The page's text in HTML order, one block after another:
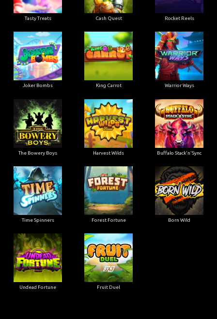
Tasty Treats Cash Quest Rocket Reels
Joker Bombs King Carrot Warrior Ways
The Bowery Boys Harvest Wilds Buffalo Stack'n'Sync
Time Spinners Forest Fortune Born Wild
Undead Fortune Fruit Duel